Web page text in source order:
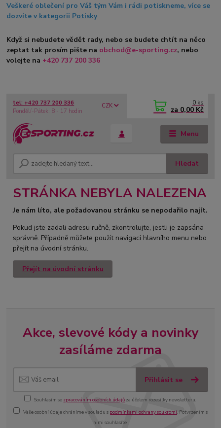
Veškeré oblečení pro Váš tým Vám i rádi potiskneme, více se
dozvíte v kategorii Potisky
Když si nebudete vědět rady, nebo se budete chtít na něco
zeptat tak prosím pište na obchod@e-sporting.cz, nebo
volejte na +420 737 200 336
Menu
CZK
Hledat
tel: +420 737 200 336
Pondělí-Pátek: 8 - 17 hodin
0 ks
za 0,00 Kč
STRÁNKA NEBYLA NALEZENA
Je nám líto, ale požadovanou stránku se nepodařilo najít.
Pokud jste zadali adresu ručně, zkontrolujte, jestli je zapsána
správně. Případně můžete použít navigaci hlavního menu nebo
přejít na úvodní stránku.
Přejít na úvodní stránku
Akce, slevové kódy a novinky
zasíláme zdarma
Přihlásit se
Souhlasím se zpracováním osobních údajů za účelem rozesílky newsletteru.
Vaše osobní údaje chráníme v souladu s podmínkami ochrany soukromí. Potvrzením s
nimi souhlasíte.